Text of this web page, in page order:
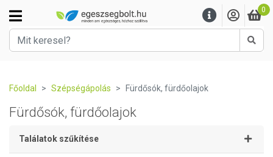
0
Főoldal Szépségápolás Fürdősók, fürdőolajok
Fürdősók, fürdőolajok
Találatok szűkítése